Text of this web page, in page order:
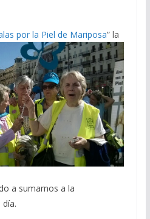
por la Piel de Mariposa” la
a sumarnos a la